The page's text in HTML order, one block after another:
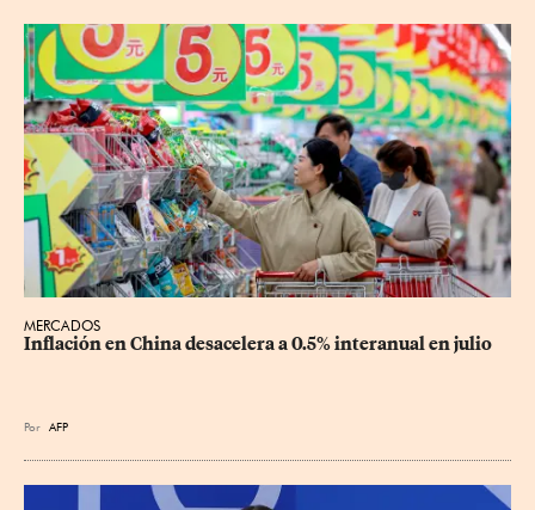
MERCADOS
Inflación en China desacelera a 0.5% interanual en julio
Por AFP